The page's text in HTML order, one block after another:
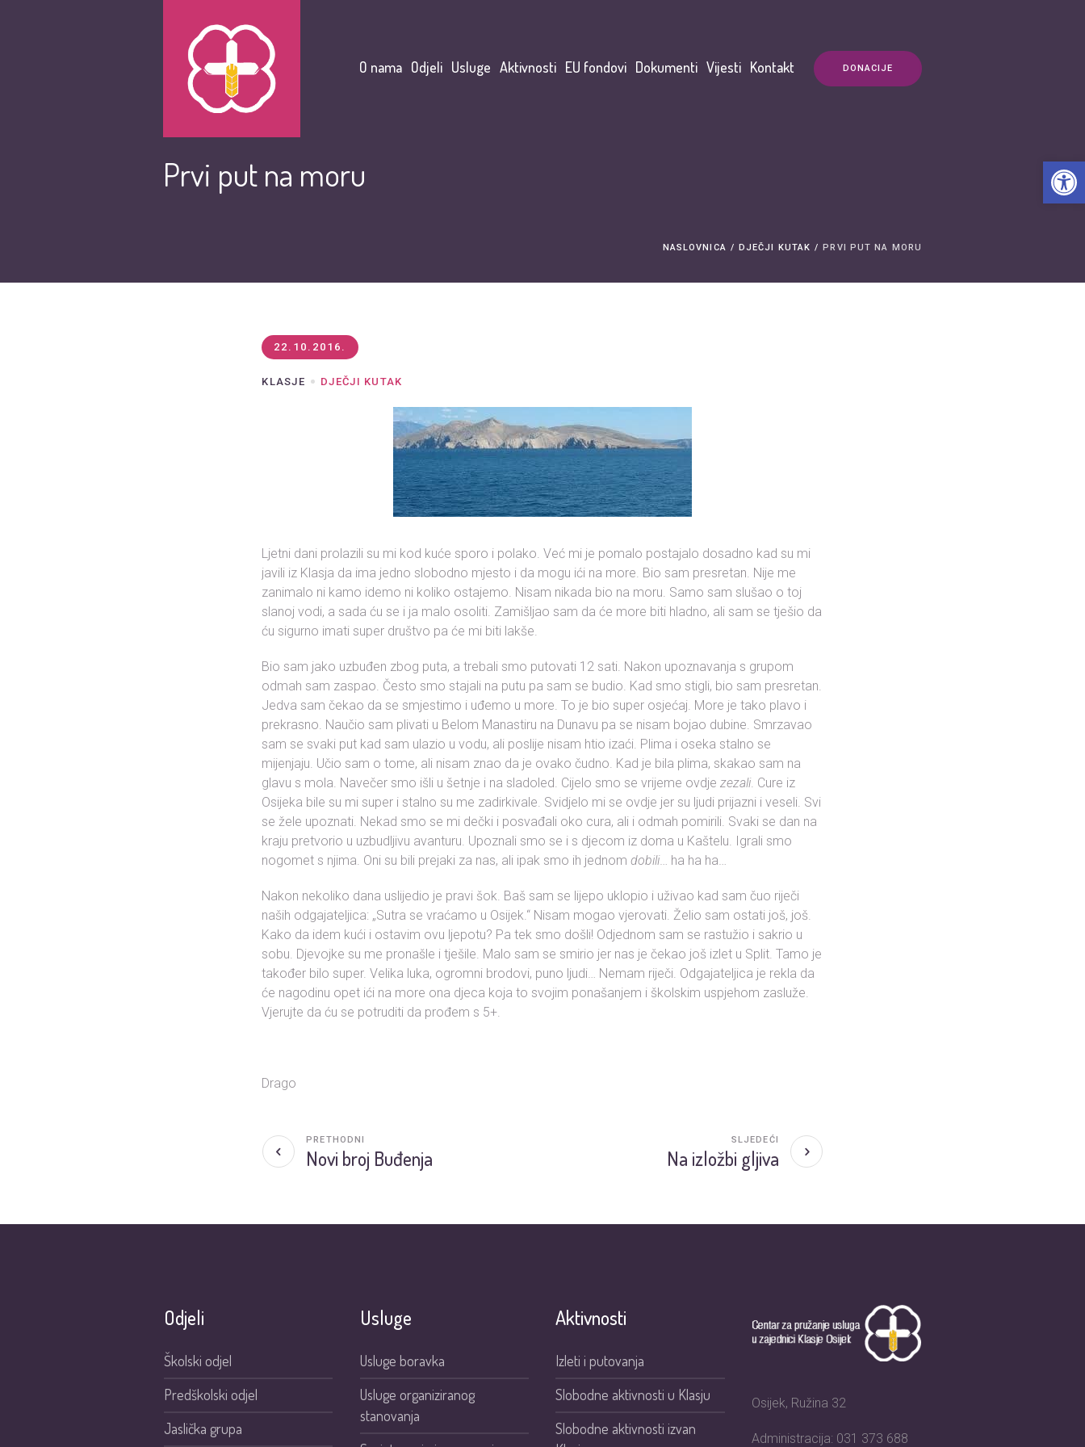
DONACIJE
O nama Odjeli Usluge Aktivnosti EU fondovi Dokumenti Vijesti Kontakt
Prvi put na moru
NASLOVNICA / DJEČJI KUTAK / PRVI PUT NA MORU
22.10.2016.
KLASJE DJEČJI KUTAK
Ljetni dani prolazili su mi kod kuće sporo i polako. Već mi je pomalo postajalo dosadno kad su mi
javili iz Klasja da ima jedno slobodno mjesto i da mogu ići na more. Bio sam presretan. Nije me
zanimalo ni kamo idemo ni koliko ostajemo. Nisam nikada bio na moru. Samo sam slušao o toj
slanoj vodi, a sada ću se i ja malo osoliti. Zamišljao sam da će more biti hladno, ali sam se tješio da
ću sigurno imati super društvo pa će mi biti lakše.
Bio sam jako uzbuđen zbog puta, a trebali smo putovati 12 sati. Nakon upoznavanja s grupom
odmah sam zaspao. Često smo stajali na putu pa sam se budio. Kad smo stigli, bio sam presretan.
Jedva sam čekao da se smjestimo i uđemo u more. To je bio super osjećaj. More je tako plavo i
prekrasno. Naučio sam plivati u Belom Manastiru na Dunavu pa se nisam bojao dubine. Smrzavao
sam se svaki put kad sam ulazio u vodu, ali poslije nisam htio izaći. Plima i oseka stalno se
mijenjaju. Učio sam o tome, ali nisam znao da je ovako čudno. Kad je bila plima, skakao sam na
glavu s mola. Navečer smo išli u šetnje i na sladoled. Cijelo smo se vrijeme ovdjezezali. Cure iz
Osijeka bile su mi super i stalno su me zadirkivale. Svidjelo mi se ovdje jer su ljudi prijazni i veseli. Svi
se žele upoznati. Nekad smo se mi dečki i posvađali oko cura, ali i odmah pomirili. Svaki se dan na
kraju pretvorio u uzbudljivu avanturu. Upoznali smo se i s djecom iz doma u Kaštelu. Igrali smo
nogomet s njima. Oni su bili prejaki za nas, ali ipak smo ih jednomdobili… ha ha ha…
Nakon nekoliko dana uslijedio je pravi šok. Baš sam se lijepo uklopio i uživao kad sam čuo riječi
naših odgajateljica: „Sutra se vraćamo u Osijek.“ Nisam mogao vjerovati. Želio sam ostati još, još.
Kako da idem kući i ostavim ovu ljepotu? Pa tek smo došli! Odjednom sam se rastužio i sakrio u
sobu. Djevojke su me pronašle i tješile. Malo sam se smirio jer nas je čekao još izlet u Split. Tamo je
također bilo super. Velika luka, ogromni brodovi, puno ljudi… Nemam riječi. Odgajateljica je rekla da
će nagodinu opet ići na more ona djeca koja to svojim ponašanjem i školskim uspjehom zasluže.
Vjerujte da ću se potruditi da prođem s 5+.
Drago
Novi broj Buđenja
PRETHODNI
Na izložbi gljiva
SLJEDEĆI
Odjeli
Školski odjel
Predškolski odjel
Jaslička grupa
Usluge
Usluge boravka
Usluge organiziranog
stanovanja
Aktivnosti
Izleti i putovanja
Slobodne aktivnosti u Klasju
Slobodne aktivnosti izvan
Osijek, Ružina 32
Administracija: 031 373 688